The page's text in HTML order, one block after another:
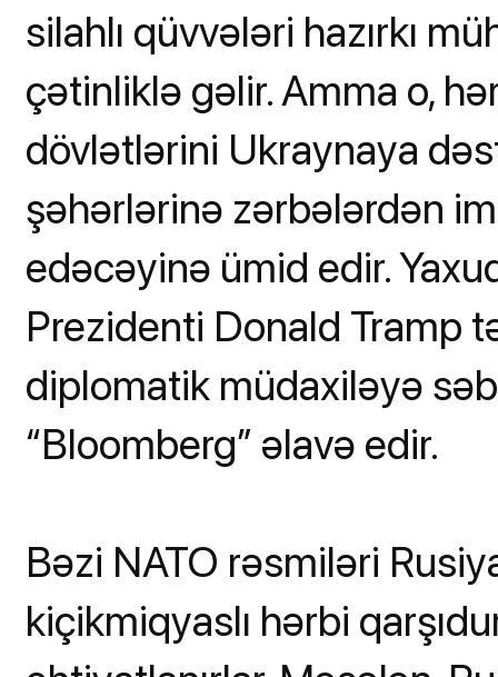
silahlı qüvvələri hazırkı
çətinliklə gəlir. Amma o,
dövlətlərini Ukraynaya
şəhərlərinə zərbələrdən
edəcəyinə ümid edir.
Prezidenti Donald Tramp
diplomatik müdaxiləyə
“Bloomberg” əlavə edir.
Bəzi NATO rəsmiləri
kiçikmiqyaslı hərbi